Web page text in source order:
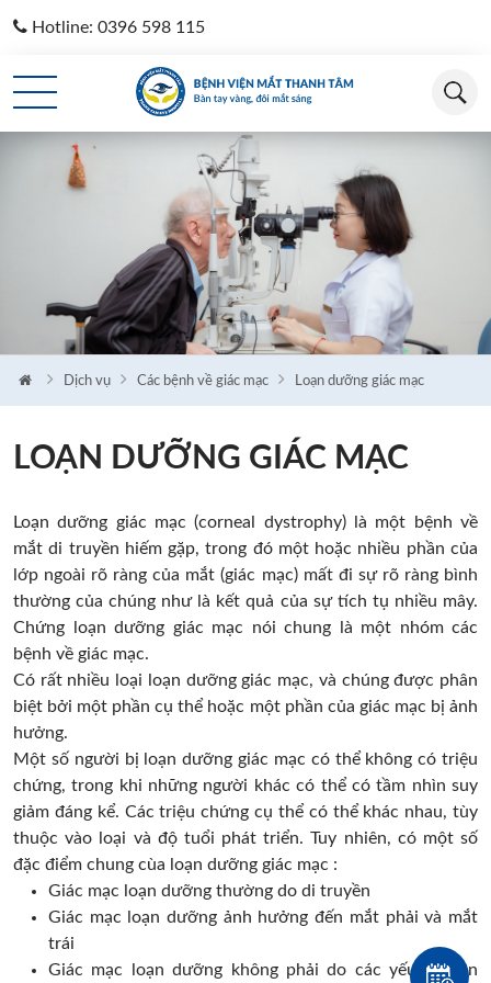
Hotline: 0396 598 115
Loading...
Dịch vụ Các bệnh về giác mạc Loạn dưỡng giác mạc
LOẠN DƯỠNG GIÁC MẠC
Loạn dưỡng giác mạc (corneal dystrophy) là một bệnh về
mắt di truyền hiếm gặp, trong đó một hoặc nhiều phần của
lớp ngoài rõ ràng của mắt (giác mạc) mất đi sự rõ ràng bình
thường của chúng như là kết quả của sự tích tụ nhiều mây.
Chứng loạn dưỡng giác mạc nói chung là một nhóm các
bệnh về giác mạc.
Có rất nhiều loại loạn dưỡng giác mạc, và chúng được phân
biệt bởi một phần cụ thể hoặc một phần của giác mạc bị ảnh
hưởng.
Một số người bị loạn dưỡng giác mạc có thể không có triệu
chứng, trong khi những người khác có thể có tầm nhìn suy
giảm đáng kể. Các triệu chứng cụ thể có thể khác nhau, tùy
thuộc vào loại và độ tuổi phát triển. Tuy nhiên, có một số
đặc điểm chung cùa loạn dưỡng giác mạc :
Giác mạc loạn dưỡng thường do di truyền
Giác mạc loạn dưỡng ảnh hưởng đến mắt phải và mắt
trái
Giác mạc loạn dưỡng không phải do các yếu tố bên